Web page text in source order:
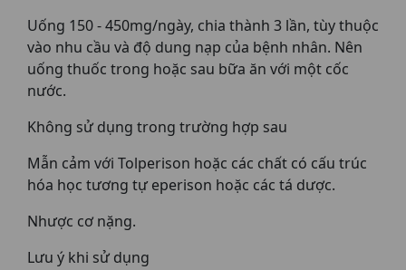
Uống 150 - 450mg/ngày, chia thành 3 lần, tùy thuộc
vào nhu cầu và độ dung nạp của bệnh nhân. Nên
uống thuốc trong hoặc sau bữa ăn với một cốc
nước.
Không sử dụng trong trường hợp sau
Mẫn cảm với Tolperison hoặc các chất có cấu trúc
hóa học tương tự eperison hoặc các tá dược.
Nhược cơ nặng.
Lưu ý khi sử dụng